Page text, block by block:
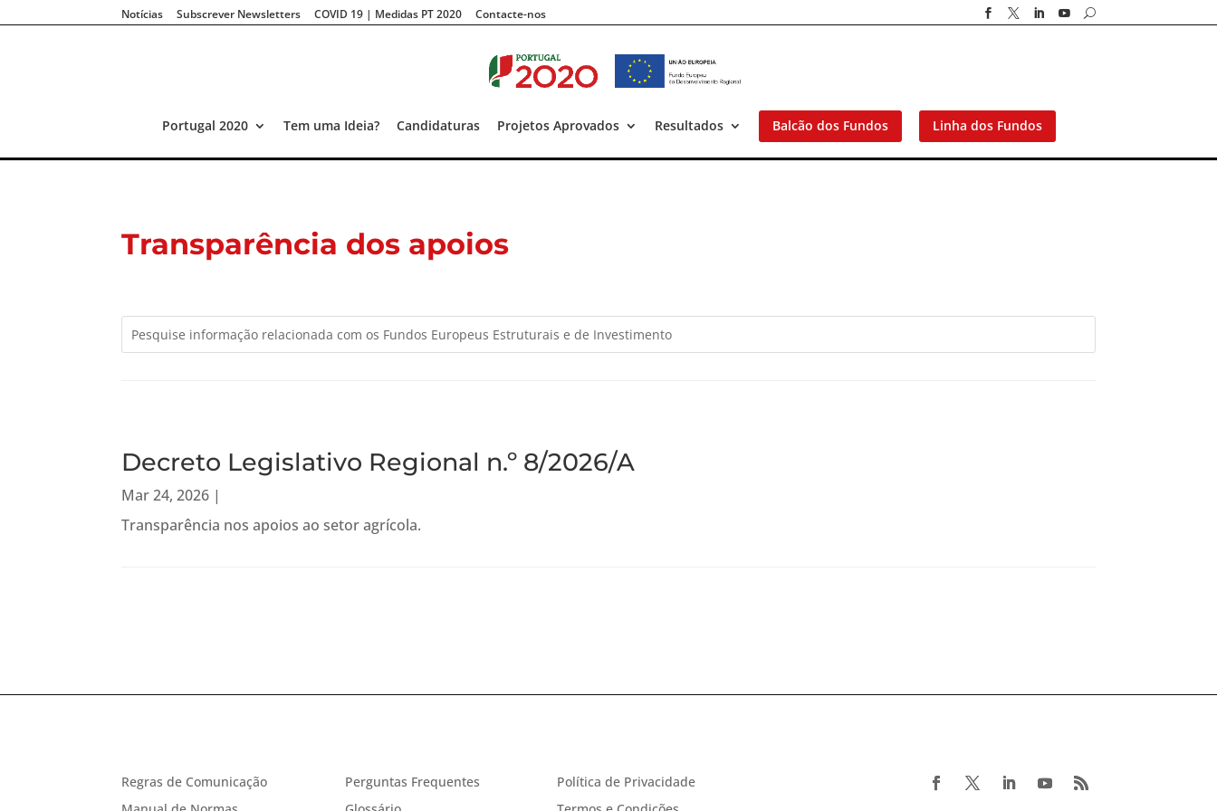
Notícias Subscrever Newsletters COVID 19 | Medidas PT 2020 Contacte-nos     U
Portugal 2020 Tem uma Ideia? Candidaturas Projetos Aprovados Resultados Balcão dos Fundos Linha dos Fundos
Transparência dos apoios
Decreto Legislativo Regional n.º 8/2026/A
Mar 24, 2026 |
Transparência nos apoios ao setor agrícola.
Regras de Comunicação
Perguntas Frequentes
Política de Privacidade